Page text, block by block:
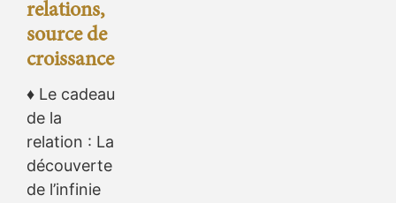
relations,
source de
croissance
♦ Le cadeau
de la
relation : La
découverte
de l’infinie